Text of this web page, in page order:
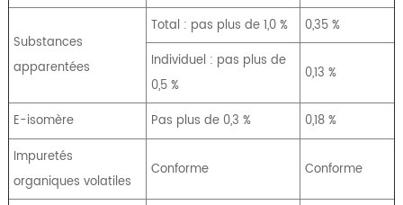
Substances
apparentées
Total : pas plus de 1,0 %
0,35 %
Individuel : pas plus de
0,5 %
0,13 %
E-isomère Pas plus de 0,3 %
0,18 %
Impuretés
organiques volatiles
Conforme Conforme